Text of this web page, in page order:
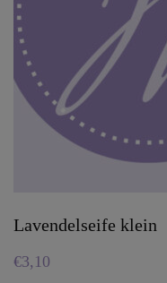
Lavendelseife klein
€3,10